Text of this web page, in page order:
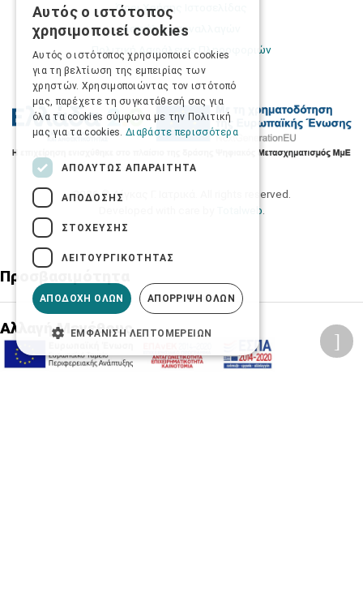
Όροι Χρήσης Ιστοσελίδας
Ασφάλεια συναλλαγών
Πολιτική Ασφάλειας Πληροφοριών
2026 © Δίγκας Γ. Ιατρικά. All rights reserved.
Totalweb
Προσβασιμότητα
Αλλαγή Μεγέθους
Αυτός ο ιστότοπος
χρησιμοποιεί cookies
Αυτός ο ιστότοπος χρησιμοποιεί cookies
για τη βελτίωση της εμπειρίας των
χρηστών. Χρησιμοποιώντας τον ιστότοπό
μας, παρέχετε τη συγκατάθεσή σας για
όλα τα cookies σύμφωνα με την Πολιτική
μας για τα cookies. Διαβάστε περισσότερα
ΑΠΟΛΎΤΩΣ ΑΠΑΡΑΊΤΗΤΑ
ΑΠΌΔΟΣΗΣ
ΣΤΌΧΕΥΣΗΣ
ΛΕΙΤΟΥΡΓΙΚΌΤΗΤΑΣ
ΑΠΟΔΟΧΉ ΌΛΩΝ ΑΠΌΡΡΙΨΗ ΌΛΩΝ
ΕΜΦΆΝΙΣΗ ΛΕΠΤΟΜΕΡΕΙΏΝ